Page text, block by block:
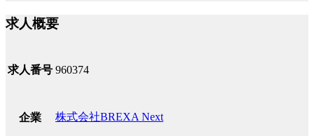
求人概要
求人番号 960374
企業 株式会社BREXA Next